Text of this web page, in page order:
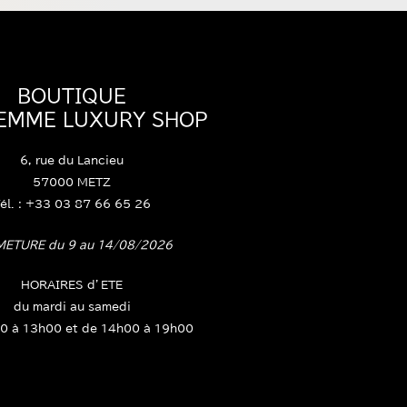
BOUTIQUE
LUXURY SHOP
6, rue du Lancieu
57000 METZ
: +33 03 87 66 65 26
du 9 au 14/08/2026
HORAIRES d’ETE
du mardi au samedi
à 13h00 et de 14h00 à 19h00